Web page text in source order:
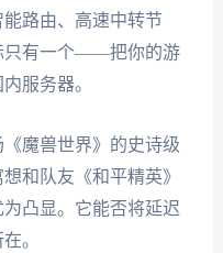
路由、高速中转节
只有一个——把你的游
服务器。
魔兽世界》的史诗级
和队友《和平精英》
凸显。它能否将延迟
。